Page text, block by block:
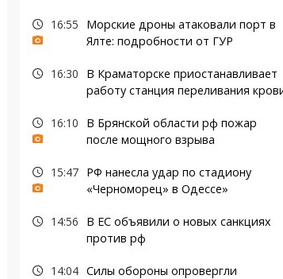
16:55
Морские дроны атаковали порт в
Ялте: подробности от ГУР
16:30
В Краматорске приостанавливает
работу станция переливания
16:10
В Брянской области рф пожар
после мощного взрыва
15:47
РФ нанесла удар по стадиону
«Черноморец» в Одессе»
14:56
В ЕС объявили о новых санкциях
против рф
14:04 Силы обороны опровергли